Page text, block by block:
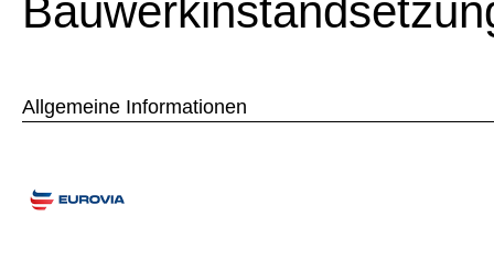
Allgemeine Informationen